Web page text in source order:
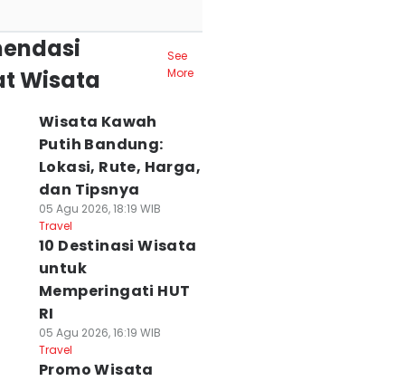
Wisata
See
More
Wisata Kawah
Putih Bandung:
Lokasi, Rute, Harga,
dan Tipsnya
05 Agu 2026, 18:19 WIB
Travel
10 Destinasi Wisata
untuk
Memperingati HUT
RI
05 Agu 2026, 16:19 WIB
Travel
Promo Wisata